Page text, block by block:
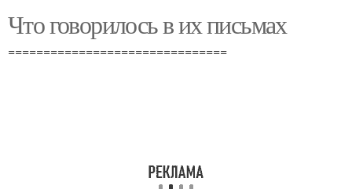
Что говорилось в их письмах
===============================